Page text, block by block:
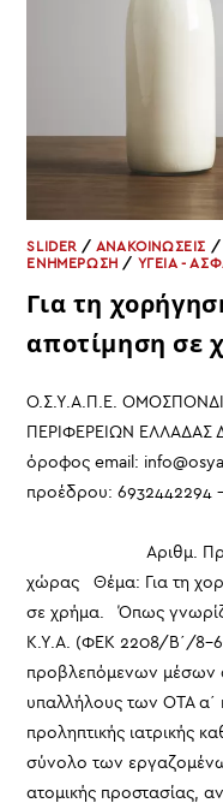
SLIDER / ΑΝΑΚΟΙΝΩΣΕΙΣ /
ΕΝΗΜΕΡΩΣΗ / ΥΓΕΙΑ -
Για τη
αποτίμηση σε
Ο.Σ.Υ.Α.Π.Ε.
ΠΕΡΙΦΕΡΕΙΩΝ ΕΛΛΑΔΑΣ
όροφος email:
προέδρου: 6932442294
Αθήνα
Αριθμ. Πρωτ.:
χώρας Θέμα: Για τη
σε χρήμα. Όπως
Κ.Υ.Α. (ΦΕΚ 2208/Β΄/8-
προβλεπόμενων μέσων
υπαλλήλους των ΟΤΑ α΄
προληπτικής ιατρικής
σύνολο των
ατομικής προστασίας,